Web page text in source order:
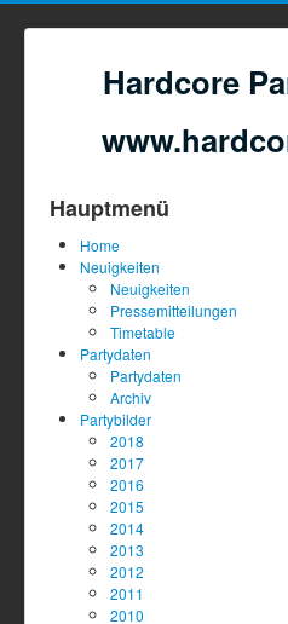
Hardcore
Hauptmenü
Home
Neuigkeiten
Neuigkeiten
Pressemitteilungen
Timetable
Partydaten
Partydaten
Archiv
Partybilder
2018
2017
2016
2015
2014
2013
2012
2011
2010